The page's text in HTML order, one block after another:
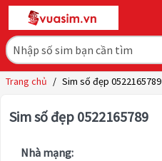
Trang chủ / Sim số đẹp 0522165789
Sim số đẹp 0522165789
Nhà mạng: